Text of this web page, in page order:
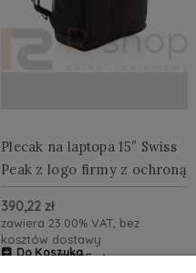
Plecak na laptopa 15″ Swiss
Peak z logo firmy z ochroną
RFID
390,22 zł
zawiera 23.00% VAT, bez
kosztów dostawy
317,25 zł
Do Koszyka